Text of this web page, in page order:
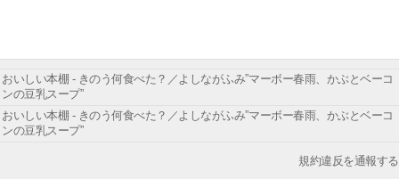
おいしい本棚 - きのう何食べた？／よしながふみ”マーボー春雨、かぶとベーコ
ンの豆乳スープ”
おいしい本棚 - きのう何食べた？／よしながふみ”マーボー春雨、かぶとベーコ
ンの豆乳スープ”
規約違反を通報する